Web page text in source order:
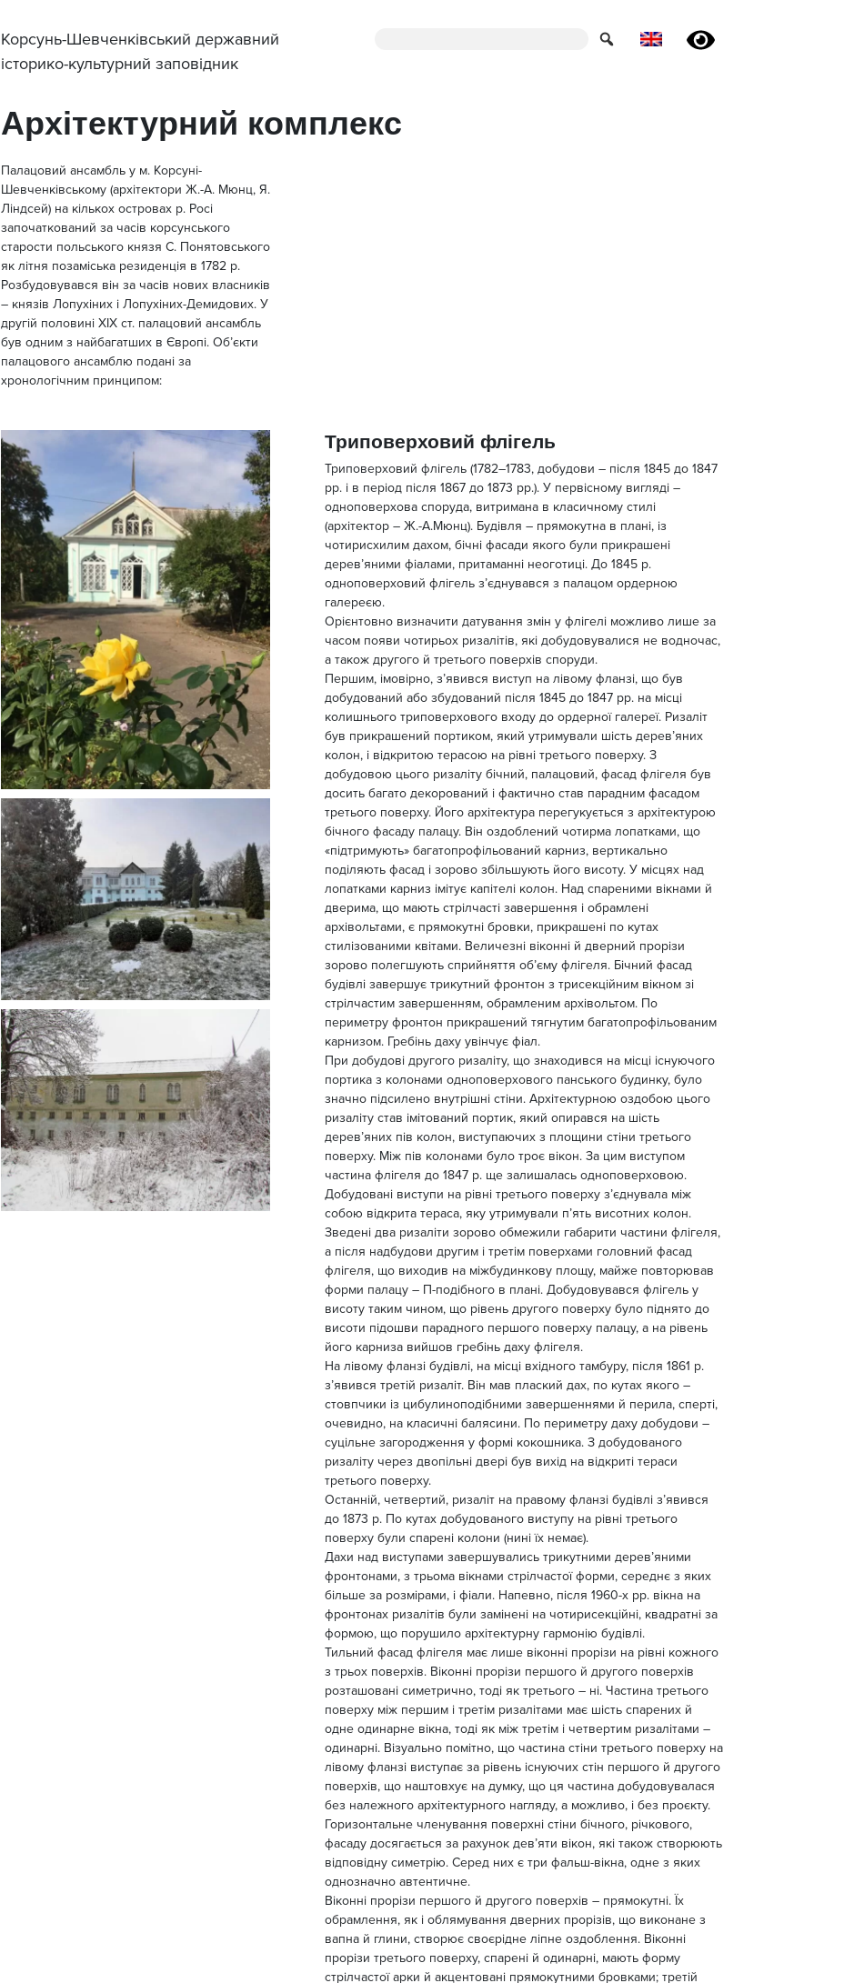
Корсунь-Шевченківський державний
історико-культурний заповідник
Архітектурний комплекс
Палацовий ансамбль у м. Корсуні-
Шевченківському (архітектори Ж.-А. Мюнц, Я.
Ліндсей) на кількох островах р. Росі
започаткований за часів корсунського
старости польського князя С. Понятовського
як літня позаміська резиденція в 1782 р.
Розбудовувався він за часів нових власників
– князів Лопухіних і Лопухіних-Демидових. У
другій половині ХІХ ст. палацовий ансамбль
був одним з найбагатших в Європі. Об’єкти
палацового ансамблю подані за
хронологічним принципом:
Триповерховий флігель
Триповерховий флігель (1782–1783, добудови – після 1845 до 1847
рр. і в період після 1867 до 1873 рр.). У первісному вигляді –
одноповерхова споруда, витримана в класичному стилі
(архітектор – Ж.-А.Мюнц). Будівля – прямокутна в плані, із
чотирисхилим дахом, бічні фасади якого були прикрашені
дерев’яними фіалами, притаманні неоготиці. До 1845 р.
одноповерховий флігель з’єднувався з палацом ордерною
галереєю.
Орієнтовно визначити датування змін у флігелі можливо лише за
часом появи чотирьох ризалітів, які добудовувалися не водночас,
а також другого й третього поверхів споруди.
Першим, імовірно, з’явився виступ на лівому фланзі, що був
добудований або збудований після 1845 до 1847 рр. на місці
колишнього триповерхового входу до ордерної галереї. Ризаліт
був прикрашений портиком, який утримували шість дерев’яних
колон, і відкритою терасою на рівні третього поверху. З
добудовою цього ризаліту бічний, палацовий, фасад флігеля був
досить багато декорований і фактично став парадним фасадом
третього поверху. Його архітектура перегукується з архітектурою
бічного фасаду палацу. Він оздоблений чотирма лопатками, що
«підтримують» багатопрофільований карниз, вертикально
поділяють фасад і зорово збільшують його висоту. У місцях над
лопатками карниз імітує капітелі колон. Над спареними вікнами й
дверима, що мають стрілчасті завершення і обрамлені
архівольтами, є прямокутні бровки, прикрашені по кутах
стилізованими квітами. Величезні віконні й дверний прорізи
зорово полегшують сприйняття об’єму флігеля. Бічний фасад
будівлі завершує трикутний фронтон з трисекційним вікном зі
стрілчастим завершенням, обрамленим архівольтом. По
периметру фронтон прикрашений тягнутим багатопрофільованим
карнизом. Гребінь даху увінчує фіал.
При добудові другого ризаліту, що знаходився на місці існуючого
портика з колонами одноповерхового панського будинку, було
значно підсилено внутрішні стіни. Архітектурною оздобою цього
ризаліту став імітований портик, який опирався на шість
дерев’яних пів колон, виступаючих з площини стіни третього
поверху. Між пів колонами було троє вікон. За цим виступом
частина флігеля до 1847 р. ще залишалась одноповерховою.
Добудовані виступи на рівні третього поверху з’єднувала між
собою відкрита тераса, яку утримували п’ять висотних колон.
Зведені два ризаліти зорово обмежили габарити частини флігеля,
а після надбудови другим і третім поверхами головний фасад
флігеля, що виходив на міжбудинкову площу, майже повторював
форми палацу – П-подібного в плані. Добудовувався флігель у
висоту таким чином, що рівень другого поверху було піднято до
висоти підошви парадного першого поверху палацу, а на рівень
його карниза вийшов гребінь даху флігеля.
На лівому фланзі будівлі, на місці вхідного тамбуру, після 1861 р.
з’явився третій ризаліт. Він мав плаский дах, по кутах якого –
стовпчики із цибулиноподібними завершеннями й перила, сперті,
очевидно, на класичні балясини. По периметру даху добудови –
суцільне загородження у формі кокошника. З добудованого
ризаліту через двопільні двері був вихід на відкриті тераси
третього поверху.
Останній, четвертий, ризаліт на правому фланзі будівлі з’явився
до 1873 р. По кутах добудованого виступу на рівні третього
поверху були спарені колони (нині їх немає).
Дахи над виступами завершувались трикутними дерев’яними
фронтонами, з трьома вікнами стрілчастої форми, середнє з яких
більше за розмірами, і фіали. Напевно, після 1960-х рр. вікна на
фронтонах ризалітів були замінені на чотирисекційні, квадратні за
формою, що порушило архітектурну гармонію будівлі.
Тильний фасад флігеля має лише віконні прорізи на рівні кожного
з трьох поверхів. Віконні прорізи першого й другого поверхів
розташовані симетрично, тоді як третього – ні. Частина третього
поверху між першим і третім ризалітами має шість спарених й
одне одинарне вікна, тоді як між третім і четвертим ризалітами –
одинарні. Візуально помітно, що частина стіни третього поверху на
лівому фланзі виступає за рівень існуючих стін першого й другого
поверхів, що наштовхує на думку, що ця частина добудовувалася
без належного архітектурного нагляду, а можливо, і без проєкту.
Горизонтальне членування поверхні стіни бічного, річкового,
фасаду досягається за рахунок дев’яти вікон, які також створюють
відповідну симетрію. Серед них є три фальш-вікна, одне з яких
однозначно автентичне.
Віконні прорізи першого й другого поверхів – прямокутні. Їх
обрамлення, як і облямування дверних прорізів, що виконане з
вапна й глини, створює своєрідне ліпне оздоблення. Віконні
прорізи третього поверху, спарені й одинарні, мають форму
стрілчастої арки й акцентовані прямокутними бровками; третій